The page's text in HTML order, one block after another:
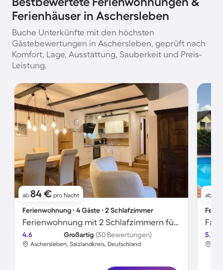
Ferienhäuser in Aschersleben
Buche Unterkünfte mit den höchsten
Gästebewertungen in Aschersleben, geprüft nach
Komfort, Lage, Ausstattung, Sauberkeit und Preis-
Leistung.
ab 84 € pro Nacht
Ferienwohnung ∙ 4 Gäste ∙ 2 Schlafzimmer
Ferienwohnung mit 2 Schlafzimmern für 4 Personen
4.6 Großartig (30 Bewertungen)
Aschersleben, Salzlandkreis, Deutschland
ab
5.0